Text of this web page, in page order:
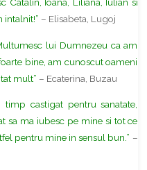
intalnit!” – Elisabeta, Lugoj
lui Dumnezeu ca am
bine, am cunoscut oameni
mult” – Ecaterina, Buzau
castigat pentru sanatate,
sa ma iubesc pe mine si tot ce
pentru mine in sensul bun.” –